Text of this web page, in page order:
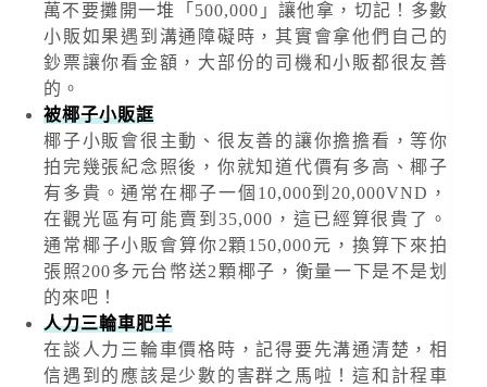
萬不要攤開一堆「500,000」讓他拿，切記！多數
小販如果遇到溝通障礙時，其實會拿他們自己的
鈔票讓你看金額，大部份的司機和小販都很友善
的。
被椰子小販誆
椰子小販會很主動、很友善的讓你擔擔看，等你
拍完幾張紀念照後，你就知道代價有多高、椰子
有多貴。通常在椰子一個10,000到20,000VND，
在觀光區有可能賣到35,000，這已經算很貴了。
通常椰子小販會算你2顆150,000元，換算下來拍
張照200多元台幣送2顆椰子，衡量一下是不是划
的來吧！
人力三輪車肥羊
在談人力三輪車價格時，記得要先溝通清楚，相
信遇到的應該是少數的害群之馬啦！這和計程車